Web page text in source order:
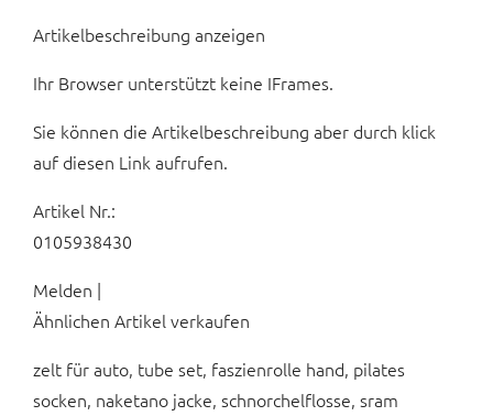
Artikelbeschreibung anzeigen
Ihr Browser unterstützt keine IFrames.
Sie können die Artikelbeschreibung aber durch klick
auf diesen Link aufrufen.
Artikel Nr.:
0105938430
Melden |
Ähnlichen Artikel verkaufen
zelt für auto, tube set, faszienrolle hand, pilates
socken, naketano jacke, schnorchelflosse, sram